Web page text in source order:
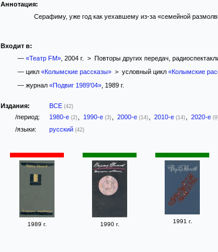
Аннотация:
Серафиму, уже год как уехавшему из-за «семейной
Входит в:
— «Театр FM», 2004 г. > Повторы других передач,
— цикл «Колымские рассказы»> условный цикл «Колымские
— журнал «Подвиг 1989'04», 1989 г.
Издания: ВСЕ (42)
/период: 1980-е (2) 1990-е (3) 2000-е (14) 2010-е (14) 2020-е
/языки: русский (42)
1989 г. 1990 г. 1991 г.